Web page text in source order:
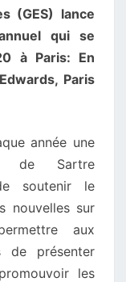
(GES) lance
qui se
à Paris: En
Paris
année une
de Sartre
soutenir le
nouvelles sur
aux
de présenter
les